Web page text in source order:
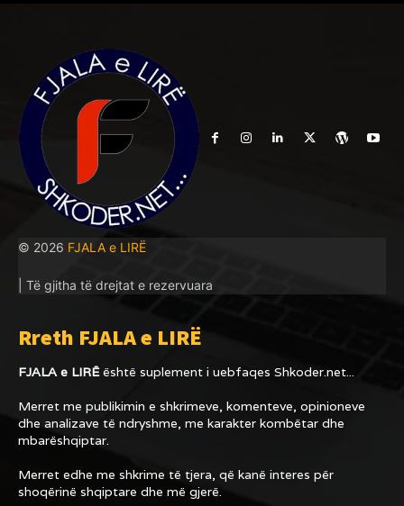
© 2026 FJALA e LIRË
| Të gjitha të drejtat e rezervuara
Rreth FJALA e LIRË
FJALA e LIRËështë suplement i uebfaqes Shkoder.net...
Merret me publikimin e shkrimeve, komenteve, opinioneve
dhe analizave të ndryshme, me karakter kombëtar dhe
mbarëshqiptar.
Merret edhe me shkrime të tjera, që kanë interes për
shoqërinë shqiptare dhe më gjerë.